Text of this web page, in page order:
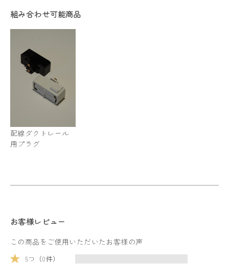
組み合わせ可能商品
配線ダクトレール
用プラグ
お客様レビュー
この商品をご使用いただいたお客様の声
5つ（0件）